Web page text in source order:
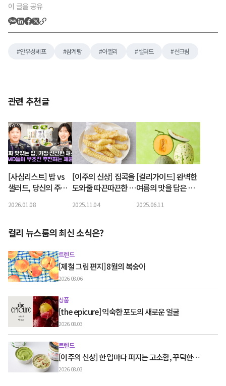
이 글을 공유
안유성셰프 삼계탕 아멜리 샐러드 선크림
관련 추천글
[사심리스트] 밥 vs
샐러드, 당신의 주식
2026.01.08
[이주의 신상] 집콕을
도와줄 따끈따끈한 신
2025.11.04
[컬리가이드] 완벽한
여름의 맛을 담은 과
2025.06.11
컬리 뉴스룸의 최신 소식은?
트렌드
[제철 그림 편지] 8월의 복숭아
2026.08.06
상품
[the epicure] 익숙한 포도의 새로운 얼굴
2026.08.03
트렌드
[이주의 신상] 한 입마다 퍼지는 고소함, 꾸덕한
그릭요거트와 우유 디저트
2026.08.03